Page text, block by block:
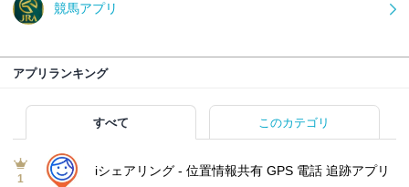
競馬アプリ
アプリランキング
すべて このカテゴリ
1
iシェアリング - 位置情報共有 GPS 電話 追跡アプリ